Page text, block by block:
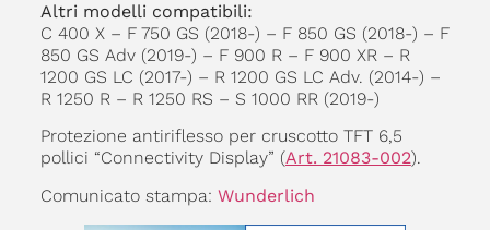
Altri modelli compatibili:
C 400 X – F 750 GS (2018-) – F 850 GS (2018-) – F
850 GS Adv (2019-) – F 900 R – F 900 XR – R
1200 GS LC (2017-) – R 1200 GS LC Adv. (2014-) –
R 1250 R – R 1250 RS – S 1000 RR (2019-)
Protezione antiriflesso per cruscotto TFT 6,5
pollici “Connectivity Display” (Art. 21083-002).
Comunicato stampa: Wunderlich